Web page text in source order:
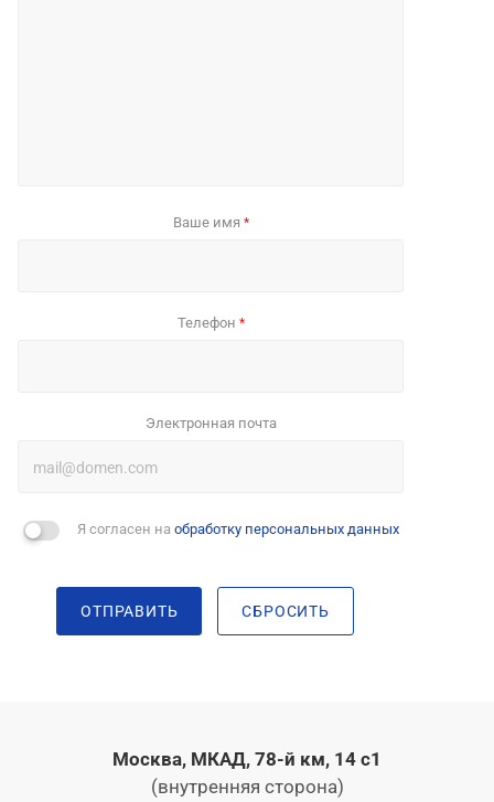
Ваше имя *
Телефон *
Электронная почта
Я согласен на обработку персональных данных
ОТПРАВИТЬ СБРОСИТЬ
Москва, МКАД, 78-й км, 14 с1
(внутренняя сторона)